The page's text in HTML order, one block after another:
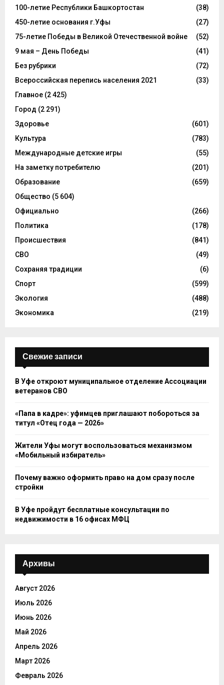
100-летие Республики Башкортостан
(38)
450-летие основания г.Уфы
(27)
75-летие Победы в Великой Отечественной войне
(52)
9 мая – День Победы
(41)
Без рубрики
(72)
Всероссийская перепись населения 2021
(33)
Главное (2 425)
Город (2 291)
Здоровье
(601)
Культура
(783)
Международные детские игры
(55)
На заметку потребителю
(201)
Образование
(659)
Общество (5 604)
Официально
(266)
Политика
(178)
Происшествия
(841)
СВО
(49)
Сохраняя традиции
(6)
Спорт
(599)
Экология
(488)
Экономика
(219)
Свежие записи
В Уфе откроют муниципальное отделение Ассоциации
ветеранов СВО
«Папа в кадре»: уфимцев приглашают побороться за
титул «Отец года — 2026»
Жители Уфы могут воспользоваться механизмом
«Мобильный избиратель»
Почему важно оформить право на дом сразу после
стройки
В Уфе пройдут бесплатные консультации по
недвижимости в 16 офисах МФЦ
Архивы
Август 2026
Июль 2026
Июнь 2026
Май 2026
Апрель 2026
Март 2026
Февраль 2026